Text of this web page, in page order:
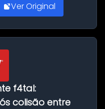
Ver Original
f4tal:
colisão entre